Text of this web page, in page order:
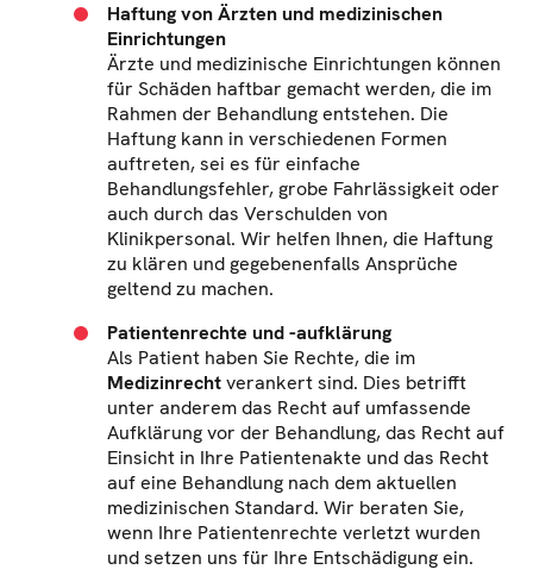
Haftung von Ärzten und medizinischen
Einrichtungen
Ärzte und medizinische Einrichtungen können
für Schäden haftbar gemacht werden, die im
Rahmen der Behandlung entstehen. Die
Haftung kann in verschiedenen Formen
auftreten, sei es für einfache
Behandlungsfehler, grobe Fahrlässigkeit oder
auch durch das Verschulden von
Klinikpersonal. Wir helfen Ihnen, die Haftung
zu klären und gegebenenfalls Ansprüche
geltend zu machen.
Patientenrechte und -aufklärung
Als Patient haben Sie Rechte, die im
Medizinrechtverankert sind. Dies betrifft
unter anderem das Recht auf umfassende
Aufklärung vor der Behandlung, das Recht auf
Einsicht in Ihre Patientenakte und das Recht
auf eine Behandlung nach dem aktuellen
medizinischen Standard. Wir beraten Sie,
wenn Ihre Patientenrechte verletzt wurden
und setzen uns für Ihre Entschädigung ein.